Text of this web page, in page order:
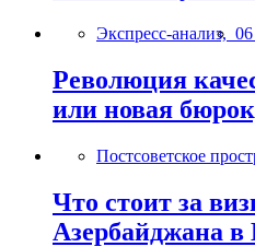
Экспресс-анализ, 06
Революция
или новая
Постсоветское
Что стоит за
Азербайджана в